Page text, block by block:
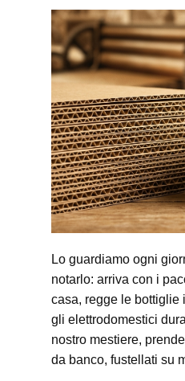
Lo guardiamo ogni
notarlo: arriva con i
casa, regge le bottiglie
gli elettrodomestici
nostro mestiere,
da banco, fustellati su